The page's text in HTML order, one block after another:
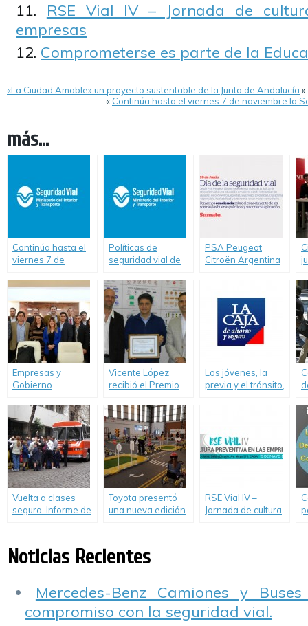
RSE Vial IV – Jornada de
empresas
Comprometerse es parte de la
«La Ciudad Amable» un proyecto sustentable de la Junta de Andalucía »
« Continúa hasta el viernes 7 de noviembre la
más...
Continúa hasta el
viernes 7 de
Semana de la
San Pedro
Políticas de
seguridad vial de
salvar más de 8 mil
vidas en el tránsito
y son reconocidas
en la FIT
PSA Peugeot
Citroën Argentina
refuerza su
compromiso
Empresas y
Gobierno
experiencias de
RSE y Seguridad
Vial
Vicente López
recibió el Premio
Seguridad Vial
Los jóvenes, la
previa y el tránsito,
Vuelta a clases
segura. Informe de
Toyota presentó
una nueva edición
RSE Vial IV –
Jornada de cultura
Noticias Recientes
Mercedes-Benz Camiones y
compromiso con la seguridad vial.